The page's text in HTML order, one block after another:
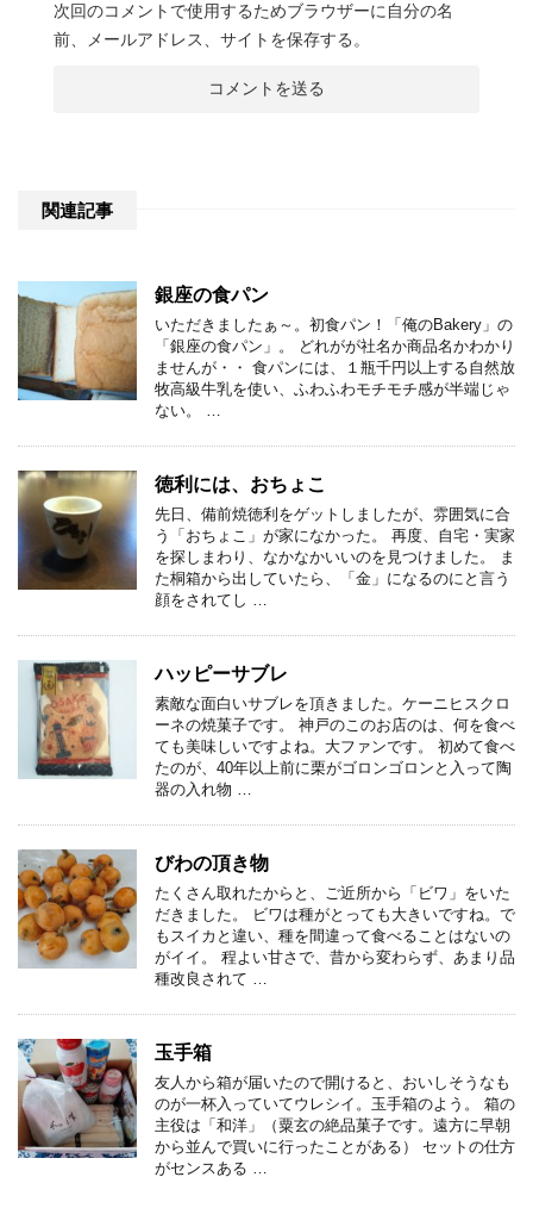
次回のコメントで使用するためブラウザーに自分の名
前、メールアドレス、サイトを保存する。
関連記事
銀座の食パン
いただきましたぁ～。初食パン！「俺のBakery」の
「銀座の食パン」。 どれがが社名か商品名かわかり
ませんが・・ 食パンには、１瓶千円以上する自然放
牧高級牛乳を使い、ふわふわモチモチ感が半端じゃ
ない。 …
徳利には、おちょこ
先日、備前焼徳利をゲットしましたが、雰囲気に合
う「おちょこ」が家になかった。 再度、自宅・実家
を探しまわり、なかなかいいのを見つけました。 ま
た桐箱から出していたら、「金」になるのにと言う
顔をされてし …
ハッピーサブレ
素敵な面白いサブレを頂きました。ケーニヒスクロ
ーネの焼菓子です。 神戸のこのお店のは、何を食べ
ても美味しいですよね。大ファンです。 初めて食べ
たのが、40年以上前に栗がゴロンゴロンと入って陶
器の入れ物 …
びわの頂き物
たくさん取れたからと、ご近所から「ビワ」をいた
だきました。 ビワは種がとっても大きいですね。で
もスイカと違い、種を間違って食べることはないの
がイイ。 程よい甘さで、昔から変わらず、あまり品
種改良されて …
玉手箱
友人から箱が届いたので開けると、おいしそうなも
のが一杯入っていてウレシイ。玉手箱のよう。 箱の
主役は「和洋」（粟玄の絶品菓子です。遠方に早朝
から並んで買いに行ったことがある） セットの仕方
がセンスある …